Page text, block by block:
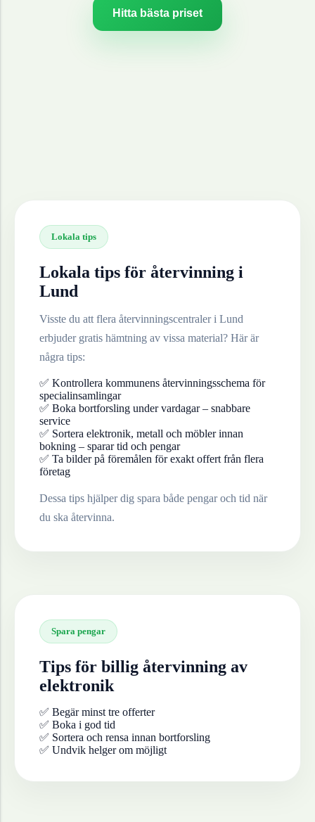
Hitta bästa priset
Lokala tips
Lokala tips för återvinning i
Lund
Visste du att flera återvinningscentraler i Lund
erbjuder gratis hämtning av vissa material? Här är
några tips:
✅ Kontrollera kommunens återvinningsschema för
specialinsamlingar
✅ Boka bortforsling under vardagar – snabbare
service
✅ Sortera elektronik, metall och möbler innan
bokning – sparar tid och pengar
✅ Ta bilder på föremålen för exakt offert från flera
företag
Dessa tips hjälper dig spara både pengar och tid när
du ska återvinna.
Spara pengar
Tips för billig återvinning av
elektronik
✅ Begär minst tre offerter
✅ Boka i god tid
✅ Sortera och rensa innan bortforsling
✅ Undvik helger om möjligt